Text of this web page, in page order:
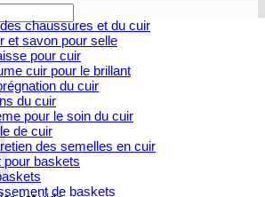
chaussures et du cuir
et savon pour selle
pour cuir
cuir pour le brillant
du cuir
du cuir
pour le soin du cuir
de cuir
des semelles en cuir
pour baskets
de baskets